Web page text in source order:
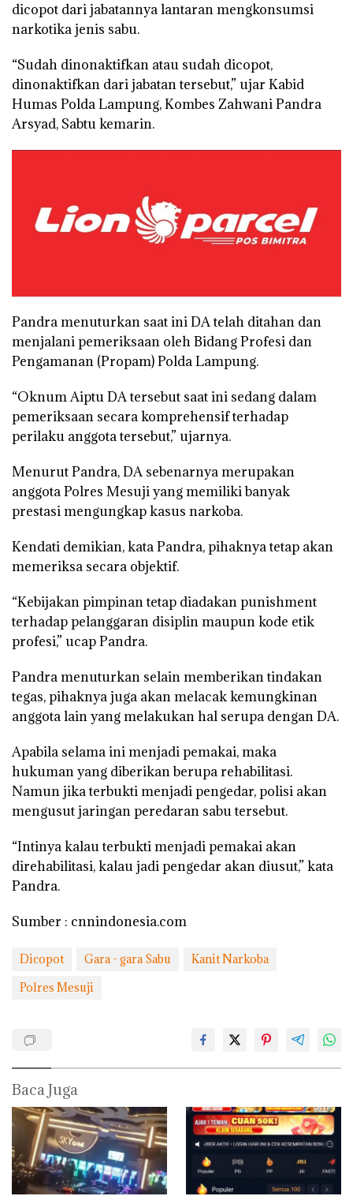
dicopot dari jabatannya lantaran mengkonsumsi
narkotika jenis sabu.
“Sudah dinonaktifkan atau sudah dicopot,
dinonaktifkan dari jabatan tersebut,” ujar Kabid
Humas Polda Lampung, Kombes Zahwani Pandra
Arsyad, Sabtu kemarin.
Pandra menuturkan saat ini DA telah ditahan dan
menjalani pemeriksaan oleh Bidang Profesi dan
Pengamanan (Propam) Polda Lampung.
“Oknum Aiptu DA tersebut saat ini sedang dalam
pemeriksaan secara komprehensif terhadap
perilaku anggota tersebut,” ujarnya.
Menurut Pandra, DA sebenarnya merupakan
anggota Polres Mesuji yang memiliki banyak
prestasi mengungkap kasus narkoba.
Kendati demikian, kata Pandra, pihaknya tetap akan
memeriksa secara objektif.
“Kebijakan pimpinan tetap diadakan punishment
terhadap pelanggaran disiplin maupun kode etik
profesi,” ucap Pandra.
Pandra menuturkan selain memberikan tindakan
tegas, pihaknya juga akan melacak kemungkinan
anggota lain yang melakukan hal serupa dengan DA.
Apabila selama ini menjadi pemakai, maka
hukuman yang diberikan berupa rehabilitasi.
Namun jika terbukti menjadi pengedar, polisi akan
mengusut jaringan peredaran sabu tersebut.
“Intinya kalau terbukti menjadi pemakai akan
direhabilitasi, kalau jadi pengedar akan diusut,” kata
Pandra.
Sumber : cnnindonesia.com
Dicopot Gara - gara Sabu
Kanit Narkoba
Polres Mesuji
Baca Juga